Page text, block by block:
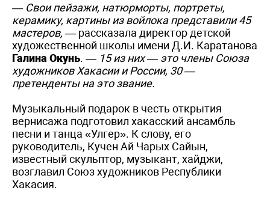
— Свои пейзажи, натюрморты, портреты,
керамику, картины из войлока представили 45
мастеров, — рассказала директор детской
художественной школы имени Д.И. Каратанова
Галина Окунь. — 15 из них — это члены Союза
художников Хакасии и России, 30 —
претенденты на это звание.
Музыкальный подарок в честь открытия
вернисажа подготовил хакасский ансамбль
песни и танца «Улгер». К слову, его
руководитель, Кучен Ай Чарых Сайын,
известный скульптор, музыкант, хайджи,
возглавил Союз художников Республики
Хакасия.